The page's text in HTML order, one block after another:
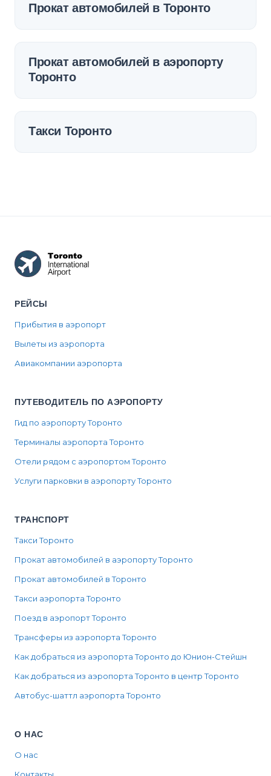
Прокат автомобилей в Торонто
Прокат автомобилей в аэропорту
Торонто
Такси Торонто
РЕЙСЫ
Прибытия в аэропорт
Вылеты из аэропорта
Авиакомпании аэропорта
ПУТЕВОДИТЕЛЬ ПО АЭРОПОРТУ
Гид по аэропорту Торонто
Терминалы аэропорта Торонто
Отели рядом с аэропортом Торонто
Услуги парковки в аэропорту Торонто
ТРАНСПОРТ
Такси Торонто
Прокат автомобилей в аэропорту Торонто
Прокат автомобилей в Торонто
Такси аэропорта Торонто
Поезд в аэропорт Торонто
Трансферы из аэропорта Торонто
Как добраться из аэропорта Торонто до Юнион-Стейшн
Как добраться из аэропорта Торонто в центр Торонто
Автобус-шаттл аэропорта Торонто
О НАС
О нас